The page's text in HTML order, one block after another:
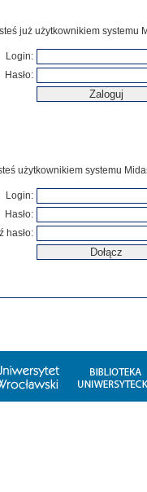
już użytkownikiem systemu
Login:
Hasło:
użytkownikiem systemu
Login:
Hasło:
hasło: